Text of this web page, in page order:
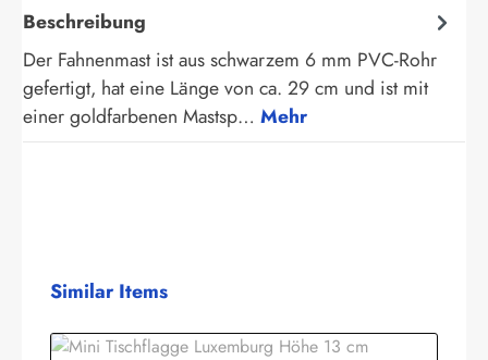
Beschreibung
Der Fahnenmast ist aus schwarzem 6 mm PVC-Rohr
gefertigt, hat eine Länge von ca. 29 cm und ist mit
einer goldfarbenen Mastsp… Mehr
Produktgalerie überspringen
Similar Items